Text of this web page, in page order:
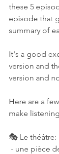
these 5
episode that
summary of
It's a good
version and
version and
Here are a
make
🎭 Le théâtre:
- une pièce